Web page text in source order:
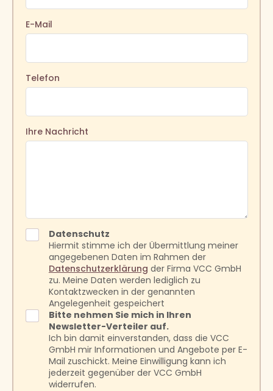
E-Mail
Telefon
Ihre Nachricht
Datenschutz
Hiermit stimme ich der Übermittlung meiner
angegebenen Daten im Rahmen der
Datenschutzerklärung der Firma VCC GmbH
zu. Meine Daten werden lediglich zu
Kontaktzwecken in der genannten
Angelegenheit gespeichert
Bitte nehmen Sie mich in Ihren
Newsletter-Verteiler auf.
Ich bin damit einverstanden, dass die VCC
GmbH mir Informationen und Angebote per E-
Mail zuschickt. Meine Einwilligung kann ich
jederzeit gegenüber der VCC GmbH
widerrufen.